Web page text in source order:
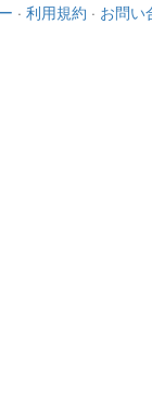
· 利用規約 · お問い